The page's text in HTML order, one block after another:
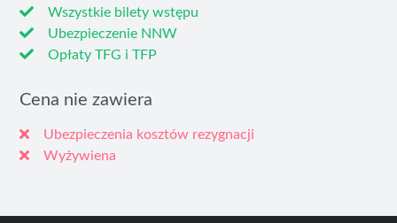
Wszystkie bilety wstępu
Ubezpieczenie NNW
Opłaty TFG i TFP
Cena nie zawiera
Ubezpieczenia kosztów rezygnacji
Wyżywiena